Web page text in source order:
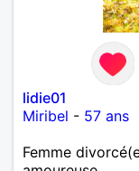
lidie01
Miribel - 57 ans
Femme